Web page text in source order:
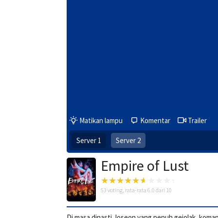
Matikan lampu Komentar Trailer
Server 1 Server 2
Empire of Lust
53 voting, rata-rata 6.0 dari 10